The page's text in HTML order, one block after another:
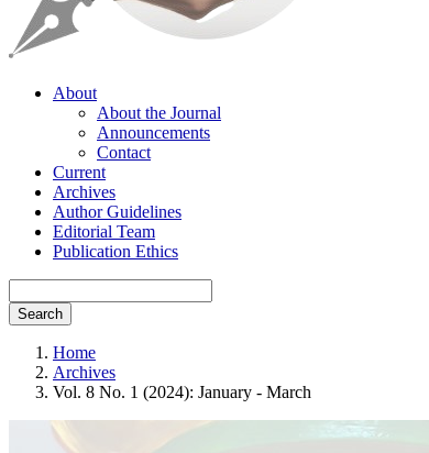
About
About the Journal
Announcements
Contact
Current
Archives
Author Guidelines
Editorial Team
Publication Ethics
Search
Home
Archives
Vol. 8 No. 1 (2024): January - March